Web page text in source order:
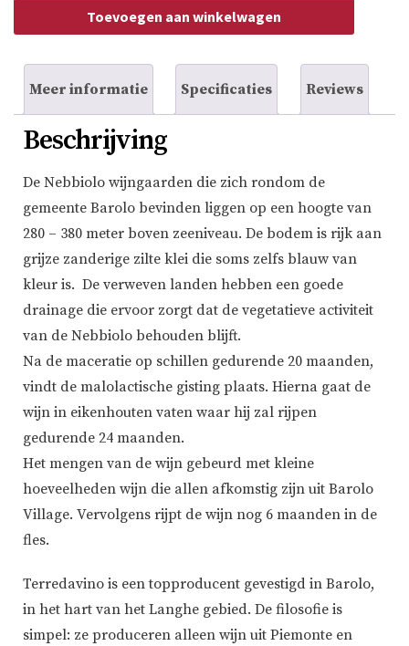
Toevoegen aan winkelwagen
Meer informatie Specificaties Reviews
Beschrijving
De Nebbiolo wijngaarden die zich rondom de
gemeente Barolo bevinden liggen op een hoogte van
280 – 380 meter boven zeeniveau. De bodem is rijk aan
grijze zanderige zilte klei die soms zelfs blauw van
kleur is. De verweven landen hebben een goede
drainage die ervoor zorgt dat de vegetatieve activiteit
van de Nebbiolo behouden blijft.
Na de maceratie op schillen gedurende 20 maanden,
vindt de malolactische gisting plaats. Hierna gaat de
wijn in eikenhouten vaten waar hij zal rijpen
gedurende 24 maanden.
Het mengen van de wijn gebeurd met kleine
hoeveelheden wijn die allen afkomstig zijn uit Barolo
Village. Vervolgens rijpt de wijn nog 6 maanden in de
fles.
Terredavino is een topproducent gevestigd in Barolo,
in het hart van het Langhe gebied. De filosofie is
simpel: ze produceren alleen wijn uit Piemonte en